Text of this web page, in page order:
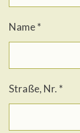
Name *
Straße, Nr. *